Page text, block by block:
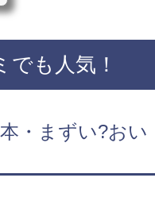
も人気！
・まずい?おい